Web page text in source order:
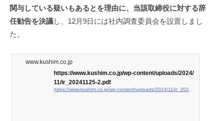
関与している疑いもあるとを理由に、当該取締役に対する辞
任勧告を決議し、12月9日には社内調査委員会を設置しまし
た。
www.kushim.co.jp
https://www.kushim.co.jp/wp-content/uploads/2024/
11/ir_20241125-2.pdf